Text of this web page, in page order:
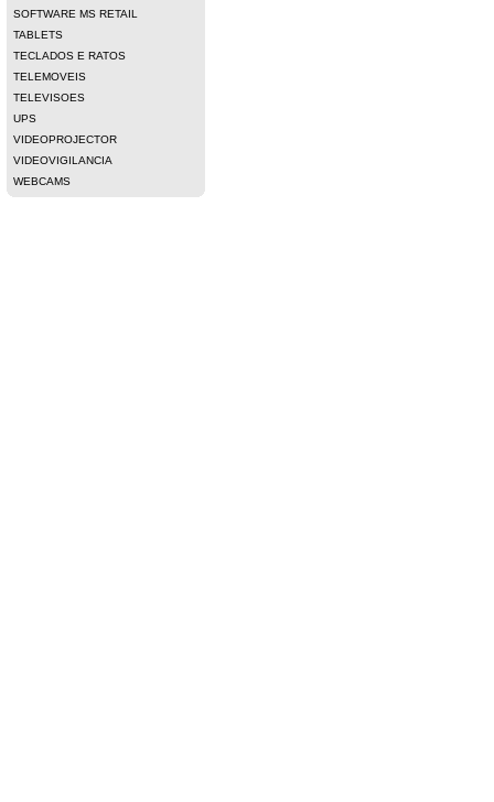
SOFTWARE MS RETAIL
TABLETS
TECLADOS E RATOS
TELEMOVEIS
TELEVISOES
UPS
VIDEOPROJECTOR
VIDEOVIGILANCIA
WEBCAMS